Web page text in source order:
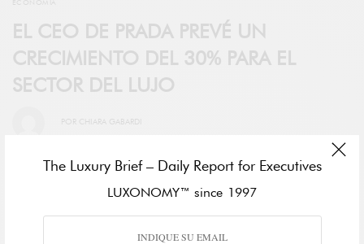
The Luxury Brief – Daily Report for Executives
LUXONOMY™ since 1997
ECONOMÍA
EL CEO DE PRADA PREVÉ UN
CRECIMIENTO DEL 30% PARA EL
SECTOR DEL LUJO
POR CHIARA GABARDI